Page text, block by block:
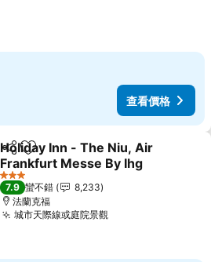
查看價格
分享 加入我的最愛
Holiday Inn - The Niu, Air
Frankfurt Messe By Ihg
3 星級
7.9 蠻不錯
8,233
法蘭克福
城市天際線或庭院景觀